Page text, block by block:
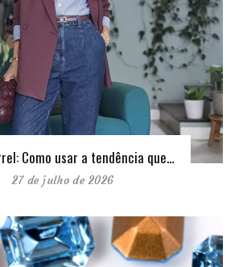
Como usar a tendência que…
27 de julho de 2026